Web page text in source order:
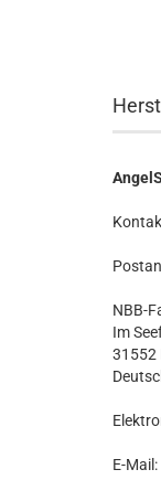
NBB-
Im
31552
E-